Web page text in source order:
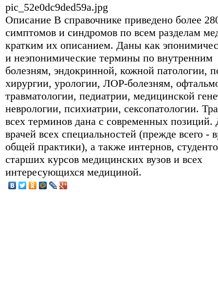
pic_52e0dc9ded59a.jpg
Описание В справочнике приведено более
симптомов и синдромов по всем разделам
кратким их описанием. Даны как
и неэпонимические термины по внутренним
болезням, эндокринной, кожной патологии,
хирургии, урологии, ЛОР-болезням,
травматологии, педиатрии, медицинской
неврологии, психиатрии, сексопатологии.
всех терминов дана с современных позиций.
врачей всех специальностей (прежде всего -
общей практики), а также интернов,
старших курсов медицинских вузов и всех
интересующихся медициной.